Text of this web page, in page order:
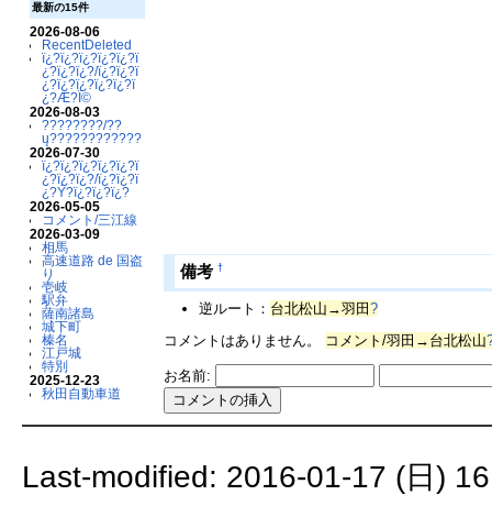
最新の15件
2026-08-06
RecentDeleted
ï¿?ï¿?ï¿?ï¿?ï¿?ï
¿?ï¿?ï¿?/ï¿?ï¿?ï
¿?ï¿?ï¿?ï¿?ï¿?ï
¿?Æ?Ï©
2026-08-03
????????/??
ų????????????
2026-07-30
ï¿?ï¿?ï¿?ï¿?ï¿?ï
¿?ï¿?ï¿?/ï¿?ï¿?ï
¿?Ý?ï¿?ï¿?ï¿?
2026-05-05
コメント/三江線
2026-03-09
相馬
高速道路 de 国盗
り
壱岐
駅弁
薩南諸島
城下町
榛名
江戸城
特別
2025-12-23
秋田自動車道
備考 †
逆ルート： 台北松山→羽田?
コメントはありません。
コメント/羽田→台北松山
お名前:
Last-modified: 2016-01-17 (日)